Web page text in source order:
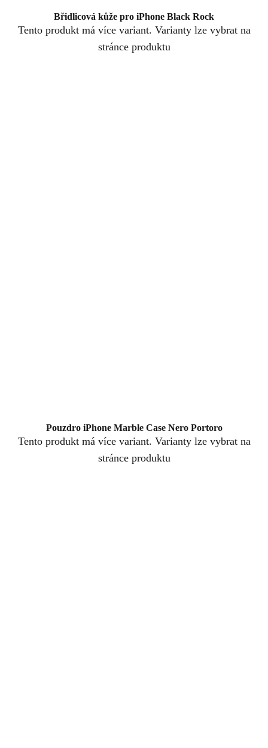
Břidlicová kůže pro iPhone Black Rock
Tento produkt má více variant. Varianty lze vybrat na
stránce produktu
Pouzdro iPhone Marble Case Nero Portoro
Tento produkt má více variant. Varianty lze vybrat na
stránce produktu